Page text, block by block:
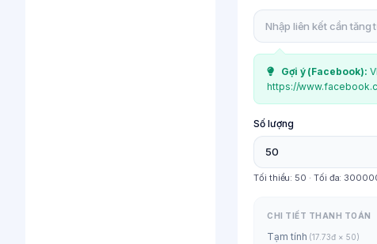
Gợi ý (Facebook):
https://
Số lượng
Tối thiểu: 50 · Tối đa:
CHI TIẾT THANH TOÁN
Tạm tính (17.73đ × 50)